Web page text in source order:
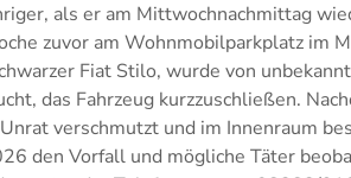
als er am Mittwochnachmittag
zuvor am Wohnmobilparkplatz im
Fiat Stilo, wurde von
das Fahrzeug kurzzuschließen.
verschmutzt und im Innenraum
den Vorfall und mögliche Täter